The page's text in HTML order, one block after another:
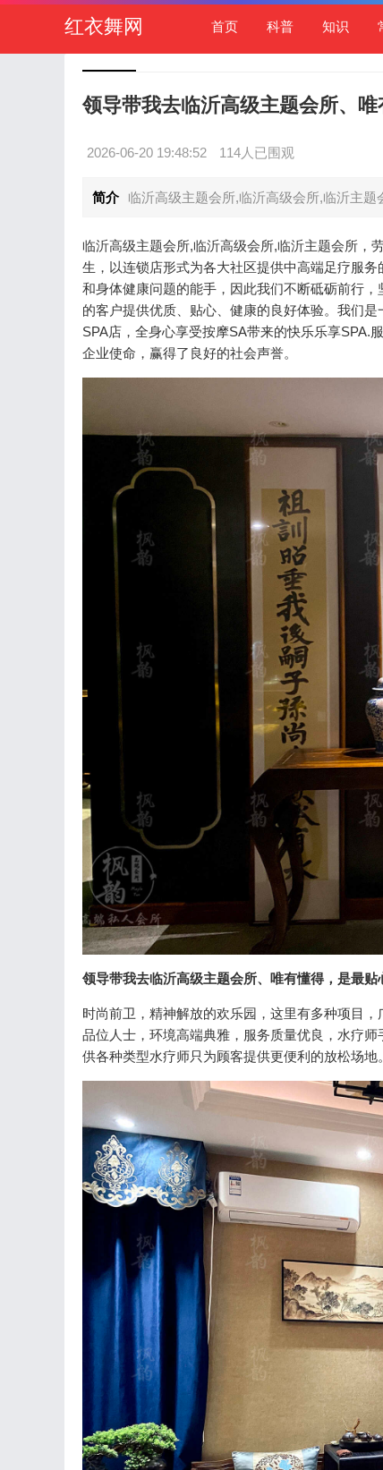
红衣舞网 首页 科普 知识
领导带我去临沂高级主题会所、
2026-06-20 19:48:52 114人已围观
简介 临沂高级主题会所,临沂高级会所,临沂主
临沂高级主题会所,临沂高级会所,临沂主题会所，
生，以连锁店形式为各大社区提供中高端足疗服
和身体健康问题的能手，因此我们不断砥砺前行
的客户提供优质、贴心、健康的良好体验。我们
SPA店，全身心享受按摩SA带来的快乐乐享SPA.
企业使命，赢得了良好的社会声誉。
领导带我去临沂高级主题会所、唯有懂得，是最贴
时尚前卫，精神解放的欢乐园，这里有多种项目
品位人士，环境高端典雅，服务质量优良，水疗
供各种类型水疗师只为顾客提供更便利的放松场